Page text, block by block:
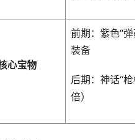
心宝物
前期：紫色“
装备
后期：神话“
倍）